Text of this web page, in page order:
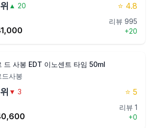
위 ▲ 20 ⭐ 4.8
리뷰 995
+20
드 사봉 EDT 이노센트 타임 50ml
드사봉
위 ▼ 3 ⭐ 5
리뷰 1
+0